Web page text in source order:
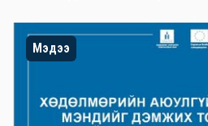
Мэдээ